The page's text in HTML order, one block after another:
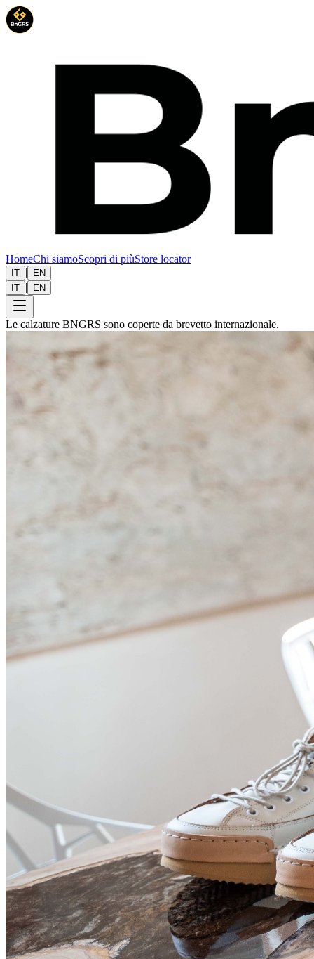
HomeChi siamoScopri di piùStore locator
IT |
EN
IT | EN
Le calzature BNGRS sono coperte da brevetto internazionale.